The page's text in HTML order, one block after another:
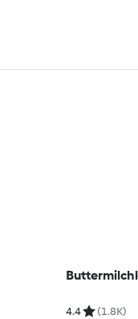
4.4 (1.8K)